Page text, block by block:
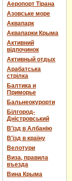
Аеропорт Тірана
Азовське море
Аквапарк
Аквапарки Крыма
Активний
відпочинок
Активный отдых
Арабатська
стрілка
Балтика и
Приморье
Бальнеокурорти
Білгород-
Дністровський
В'їзд в Албанію
В'їзд в країну
Велотури
Виза, правила
въезда
Вина Крыма